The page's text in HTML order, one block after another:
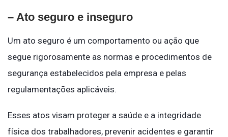
– Ato seguro e inseguro
Um ato seguro é um comportamento ou ação que
segue rigorosamente as normas e procedimentos de
segurança estabelecidos pela empresa e pelas
regulamentações aplicáveis.
Esses atos visam proteger a saúde e a integridade
física dos trabalhadores, prevenir acidentes e garantir